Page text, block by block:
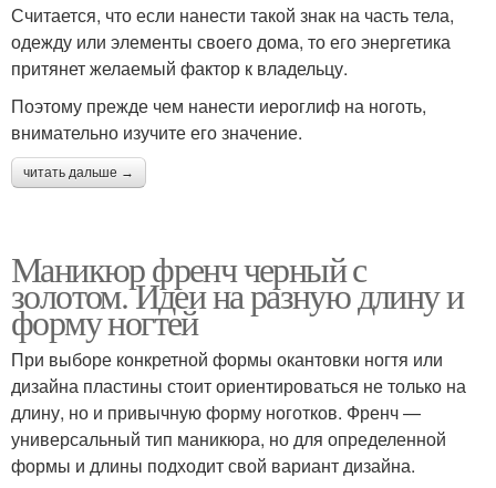
Считается, что если нанести такой знак на часть тела,
одежду или элементы своего дома, то его энергетика
притянет желаемый фактор к владельцу.
Поэтому прежде чем нанести иероглиф на ноготь,
внимательно изучите его значение.
читать дальше →
Маникюр френч черный с
золотом. Идеи на разную длину и
форму ногтей
При выборе конкретной формы окантовки ногтя или
дизайна пластины стоит ориентироваться не только на
длину, но и привычную форму ноготков. Френч —
универсальный тип маникюра, но для определенной
формы и длины подходит свой вариант дизайна.